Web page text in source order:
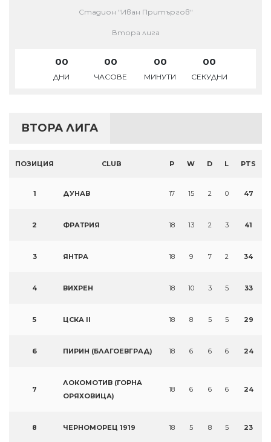
Стадион "Иван Притъргов"
Втора лига
00
ДНИ
00
ЧАСОВЕ
00
МИНУТИ
00
СЕКУДНИ
ВТОРА ЛИГА
ПОЗИЦИЯ CLUB P W D L PTS
1 ДУНАВ 17 15 2 0 47
2 ФРАТРИЯ 18 13 2 3 41
3 ЯНТРА 18 9 7 2 34
4 ВИХРЕН 18 10 3 5 33
5 ЦСКА II 18 8 5 5 29
6 ПИРИН (БЛАГОЕВГРАД) 18 6 6 6 24
7
ЛОКОМОТИВ (ГОРНА
ОРЯХОВИЦА)
18 6 6 6 24
8 ЧЕРНОМОРЕЦ 1919 18 5 8 5 23